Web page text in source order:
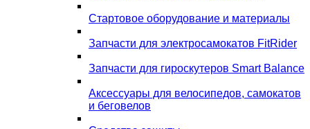
Стартовое оборудование и материалы
Запчасти для электросамокатов FitRider
Запчасти для гироскутеров Smart Balance
Аксессуары для велосипедов, самокатов
и беговелов